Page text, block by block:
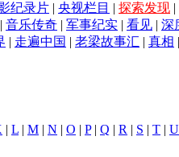
纪录片 | 央视栏目 | 探索发现 |
| 音乐传奇 | 军事纪实 | 看见 | 深
| 走遍中国 | 老梁故事汇 | 真相
| L | M | N | O | P| Q | R | S | T | U